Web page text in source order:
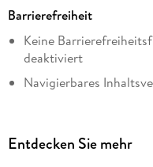
Reihe
Chemistry and Materials
Jakob Scifox Lauth
Springer Berlin Heidelberg
Barrierefreiheit
Keine
deaktiviert
Navigierbares
Entdecken Sie mehr